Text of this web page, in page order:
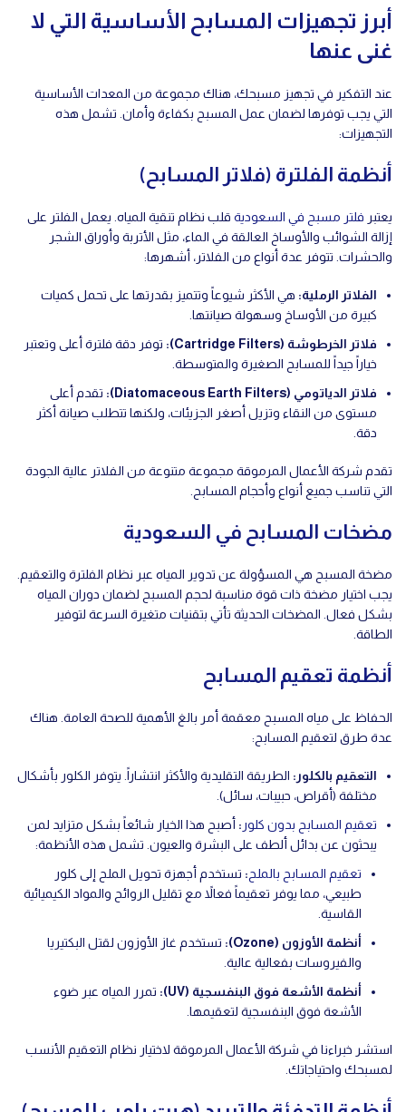
أبرز تجهيزات المسابح الأساسية التي لا
غنى عنها
عند التفكير في تجهيز مسبحك، هناك مجموعة من المعدات الأساسية
التي يجب توفرها لضمان عمل المسبح بكفاءة وأمان. تشمل هذه
التجهيزات:
أنظمة الفلترة (فلاتر المسابح)
يعتبر فلتر مسبح في السعودية قلب نظام تنقية المياه. يعمل الفلتر على
إزالة الشوائب والأوساخ العالقة في الماء، مثل الأتربة وأوراق الشجر
والحشرات. تتوفر عدة أنواع من الفلاتر، أشهرها:
الفلاتر الرملية: هي الأكثر شيوعاً وتتميز بقدرتها على تحمل كميات
كبيرة من الأوساخ وسهولة صيانتها.
فلاتر الخرطوشة (Cartridge Filters):
توفر دقة فلترة أعلى وتعتبر
خياراً جيداً للمسابح الصغيرة والمتوسطة.
فلاتر الدياتومي (Diatomaceous Earth Filters):
تقدم أعلى
مستوى من النقاء وتزيل أصغر الجزيئات، ولكنها تتطلب صيانة أكثر
دقة.
تقدم شركة الأعمال المرموقة مجموعة متنوعة من الفلاتر عالية الجودة
التي تناسب جميع أنواع وأحجام المسابح.
مضخات المسابح في السعودية
مضخة المسبح هي المسؤولة عن تدوير المياه عبر نظام الفلترة والتعقيم.
يجب اختيار مضخة ذات قوة مناسبة لحجم المسبح لضمان دوران المياه
بشكل فعال. المضخات الحديثة تأتي بتقنيات متغيرة السرعة لتوفير
الطاقة.
أنظمة تعقيم المسابح
الحفاظ على مياه المسبح معقمة أمر بالغ الأهمية للصحة العامة. هناك
عدة طرق لتعقيم المسابح:
التعقيم بالكلور : الطريقة التقليدية والأكثر انتشاراً. يتوفر الكلور بأشكال
مختلفة (أقراص، حبيبات، سائل).
تعقيم المسابح بدون كلور : أصبح هذا الخيار شائعاً بشكل متزايد لمن
يبحثون عن بدائل ألطف على البشرة والعيون. تشمل هذه الأنظمة:
تعقيم المسابح بالملح: تستخدم أجهزة تحويل الملح إلى كلور
طبيعي، مما يوفر تعقيماً فعالاً مع تقليل الروائح والمواد الكيميائية
القاسية.
أنظمة الأوزون (Ozone):
تستخدم غاز الأوزون لقتل البكتيريا
والفيروسات بفعالية عالية.
أنظمة الأشعة فوق البنفسجية (UV):
تمرر المياه عبر ضوء
الأشعة فوق البنفسجية لتعقيمها.
استشر خبراءنا في شركة الأعمال المرموقة لاختيار نظام التعقيم الأنسب
لمسبحك واحتياجاتك.